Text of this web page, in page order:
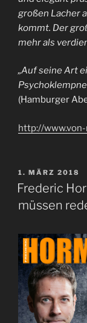
großen Lacher
kommt. Der
mehr als
„Auf seine Art
(Hamburger
http://
AM
1. MÄRZ 2018
Frederic
müssen